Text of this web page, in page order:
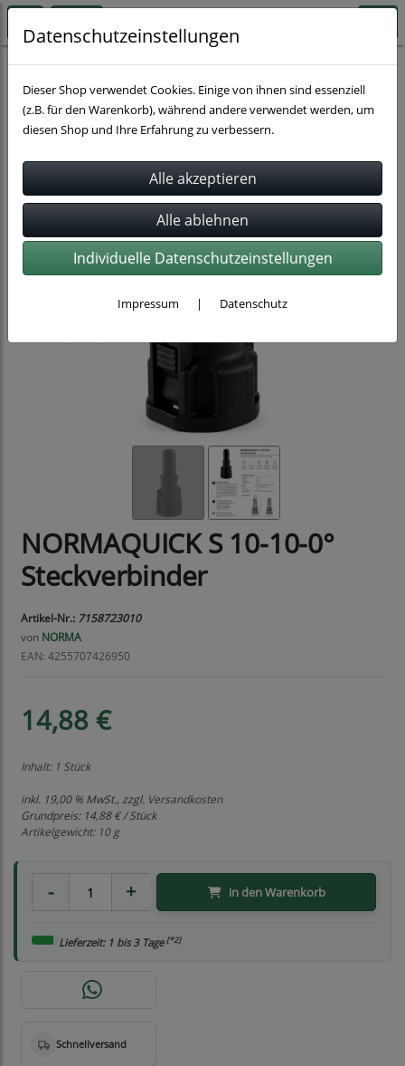
Schlauchverbindung
NORMAQUICK S 10-10-0°
Steckverbinder
Artikel-Nr.: 7158723010
von NORMA
EAN: 4255707426950
14,88 €
Inhalt: 1 Stück
inkl. 19,00 % MwSt., zzgl. Versandkosten
Grundpreis: 14,88 € / Stück
Artikelgewicht: 10 g
in den Warenkorb
Lieferzeit: 1 bis 3 Tage[*2]
Datenschutzeinstellungen
Dieser Shop verwendet Cookies. Einige von ihnen sind essenziell
(z.B. für den Warenkorb), während andere verwendet werden, um
diesen Shop und Ihre Erfahrung zu verbessern.
Individuelle Datenschutzeinstellungen
Impressum | Datenschutz